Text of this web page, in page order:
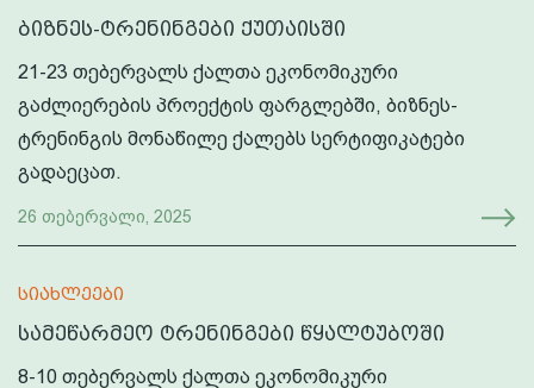
ბიზნეს-ტრენინგები ქუთაისში
21-23 თებერვალს ქალთა ეკონომიკური
გაძლიერების პროექტის ფარგლებში, ბიზნეს-
ტრენინგის მონაწილე ქალებს სერტიფიკატები
გადაეცათ.
26 თებერვალი, 2025
სიახლეები
სამეწარმეო ტრენინგები წყალტუბოში
8-10 თებერვალს ქალთა ეკონომიკური